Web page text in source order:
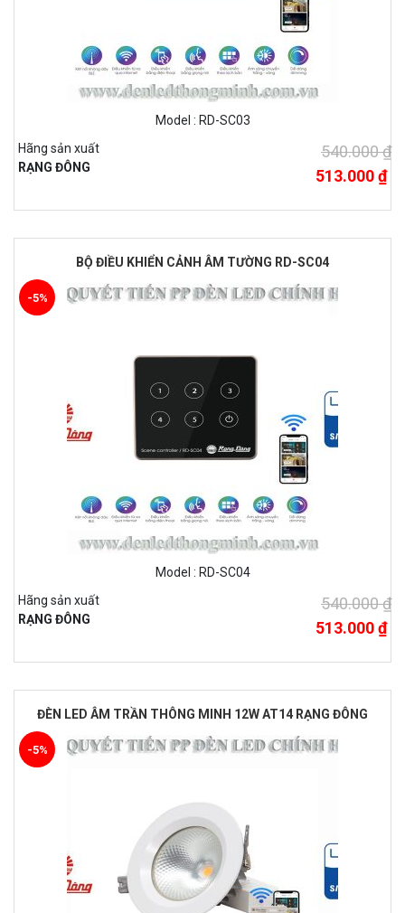
Model : RD-SC03
Hãng sản xuất
RẠNG ĐÔNG
540.000 ₫
513.000 ₫
BỘ ĐIỀU KHIỂN CẢNH ÂM TƯỜNG RD-SC04
Model : RD-SC04
Hãng sản xuất
RẠNG ĐÔNG
540.000 ₫
513.000 ₫
-5%
ĐÈN LED ÂM TRẦN THÔNG MINH 12W AT14 RẠNG ĐÔNG
-5%